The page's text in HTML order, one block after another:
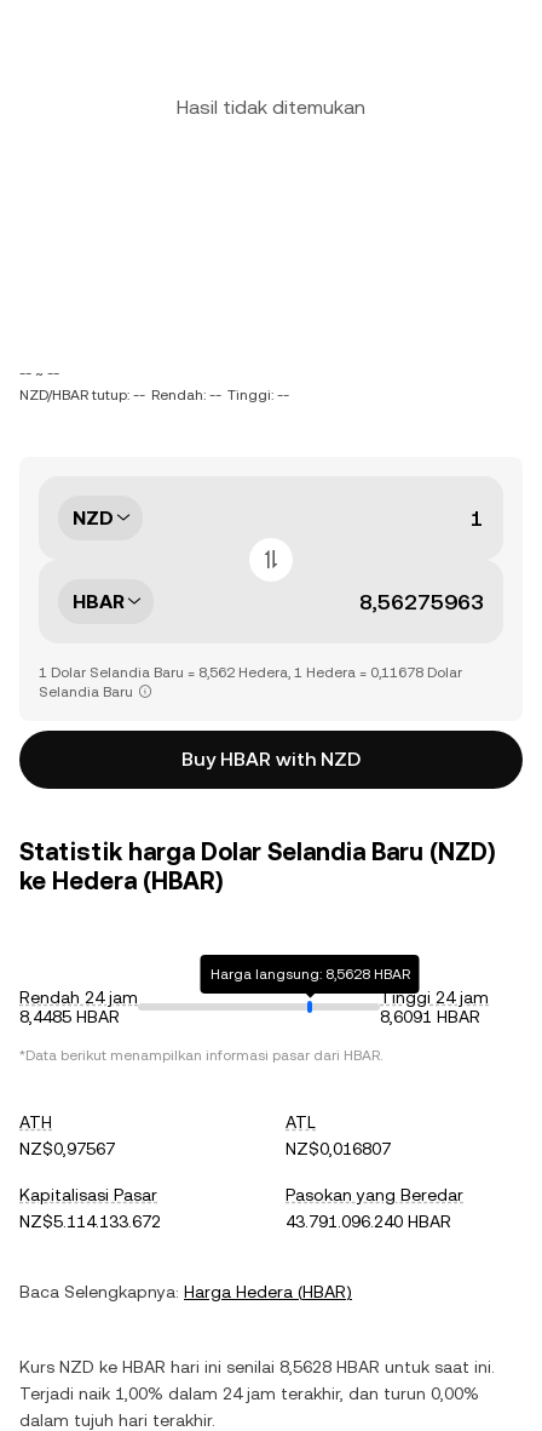
Hasil tidak ditemukan
-- ~ --
NZD/HBAR tutup: -- Rendah: -- Tinggi: --
NZD
HBAR
1 Dolar Selandia Baru = 8,562 Hedera, 1 Hedera = 0,11678 Dolar
Selandia Baru
Buy HBAR with NZD
Statistik harga Dolar Selandia Baru (NZD)
ke Hedera (HBAR)
Rendah 24 jam
8,4485 HBAR
Harga langsung: 8,5628 HBAR
Tinggi 24 jam
8,6091 HBAR
*Data berikut menampilkan informasi pasar dari HBAR.
ATH
NZ$0,97567
ATL
NZ$0,016807
Kapitalisasi Pasar
NZ$5.114.133.672
Pasokan yang Beredar
43.791.096.240 HBAR
Baca Selengkapnya: Harga Hedera (HBAR)
Kurs NZD ke HBAR hari ini senilai 8,5628 HBAR untuk saat ini.
Terjadi naik 1,00% dalam 24 jam terakhir, dan turun 0,00%
dalam tujuh hari terakhir.